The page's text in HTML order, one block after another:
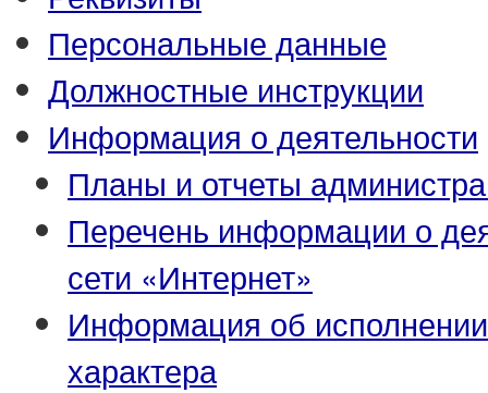
Персональные данные
Должностные инструкции
Информация о деятельности
Планы и отчеты
Перечень информации о
сети «Интернет»
Информация об
характера